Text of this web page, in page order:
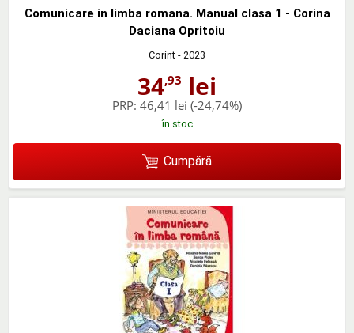
Comunicare in limba romana. Manual clasa 1 - Corina
Daciana Opritoiu
Corint - 2023
34,93 lei
PRP: 46,41 lei (-24,74%)
în stoc
Cumpără